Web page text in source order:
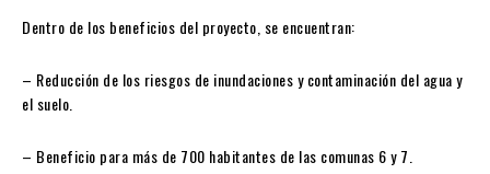
Dentro de los beneficios del proyecto, se encuentran:
– Reducción de los riesgos de inundaciones y contaminación del agua y
el suelo.
– Beneficio para más de 700 habitantes de las comunas 6 y 7.